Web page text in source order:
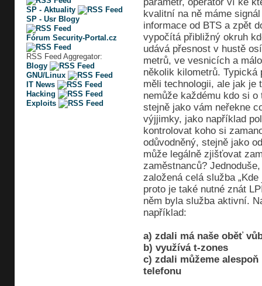
SP - Aktuality
SP - Usr Blogy
Fórum Security-Portal.cz
RSS Feed Aggregator:
Blogy
GNU/Linux
IT News
Hacking
Exploits
kvalitní na ně máme
informace od BTS a zpět
vypočítá přibližný okruh
udává přesnost v hustě
metrů, ve vesnicích a
několik kilometrů. Typická
měli technologii, ale jak je
nemůže každému kdo si
stejně jako vám neřekne
výjjimky, jako například
kontrolovat koho si
odůvodněný, stejně jako
může legálně zjišťovat
zaměstnanců?
založená celá služba
proto je také nutné znát
něm byla služba aktivní.
například:
a) zdali má naše oběť
b) využívá t-zones
c) zdali můžeme
telefonu